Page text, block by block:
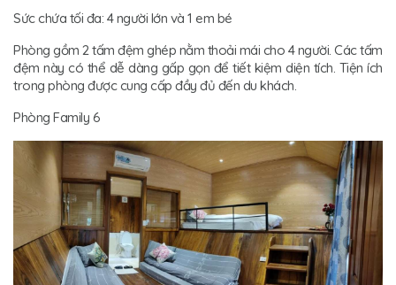
Sức chứa tối đa: 4 người lớn và 1 em bé
Phòng gồm 2 tấm đệm ghép nằm thoải mái cho 4 người. Các tấm
đệm này có thể dễ dàng gấp gọn để tiết kiệm diện tích. Tiện ích
trong phòng được cung cấp đầy đủ đến du khách.
Phòng Family 6